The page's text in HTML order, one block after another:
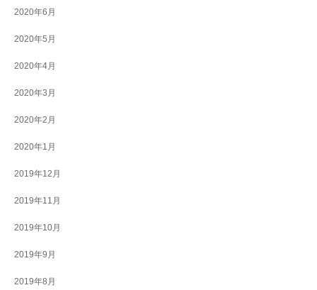
2020年6月
2020年5月
2020年4月
2020年3月
2020年2月
2020年1月
2019年12月
2019年11月
2019年10月
2019年9月
2019年8月